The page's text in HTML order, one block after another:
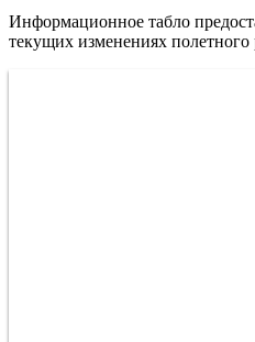
Информационное табло
текущих изменениях полетного